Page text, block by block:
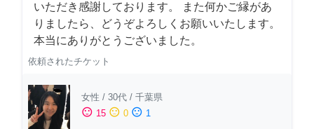
いただき感謝しております。 また何かご縁があ
りましたら、どうぞよろしくお願いいたします。
本当にありがとうございました。
依頼されたチケット
女性 / 30代 / 千葉県
sentiment_satisfied 15 sentiment_neutral 0 sentiment_dissatisfied 1